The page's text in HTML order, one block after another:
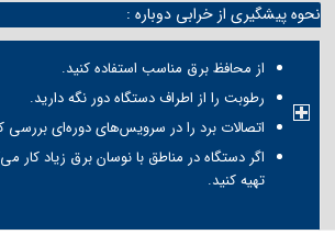
نحوه پیشگیری از خرابی دوباره :
از محافظ برق مناسب استفاده کنید.
رطوبت را از اطراف دستگاه دور نگه دارید.
اتصالات برد را در سرویس‌های دوره‌ای بررسی
اگر دستگاه در مناطق با نوسان برق زیاد کار
تهیه کنید.